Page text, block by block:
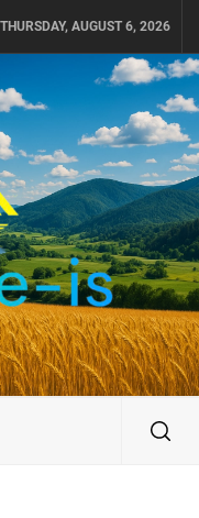
THURSDAY, AUGUST 6, 2026